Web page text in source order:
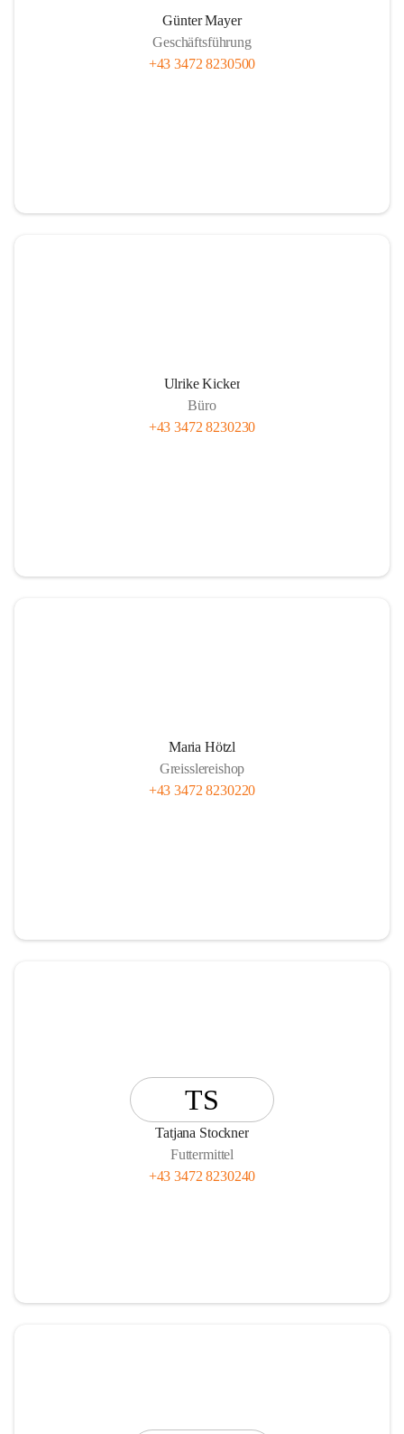
Günter Mayer
Geschäftsführung
+43 3472 8230500
Ulrike Kicker
Büro
+43 3472 8230230
Maria Hötzl
Greisslereishop
+43 3472 8230220
TS
Tatjana Stockner
Futtermittel
+43 3472 8230240